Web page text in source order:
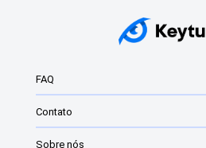
Melhor software de monitoramento
FAQ
Contato
Sobre nós